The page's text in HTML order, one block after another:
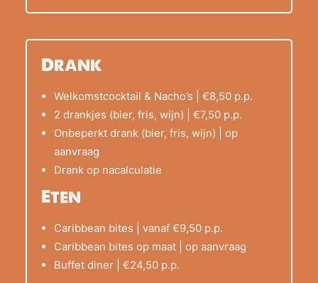
Drank
Welkomstcocktail & Nacho’s | €8,50 p.p.
2 drankjes (bier, fris, wijn) | €7,50 p.p.
Onbeperkt drank (bier, fris, wijn) | op
aanvraag
Drank op nacalculatie
Eten
Caribbean bites | vanaf €9,50 p.p.
Caribbean bites op maat | op aanvraag
Buffet diner | €24,50 p.p.